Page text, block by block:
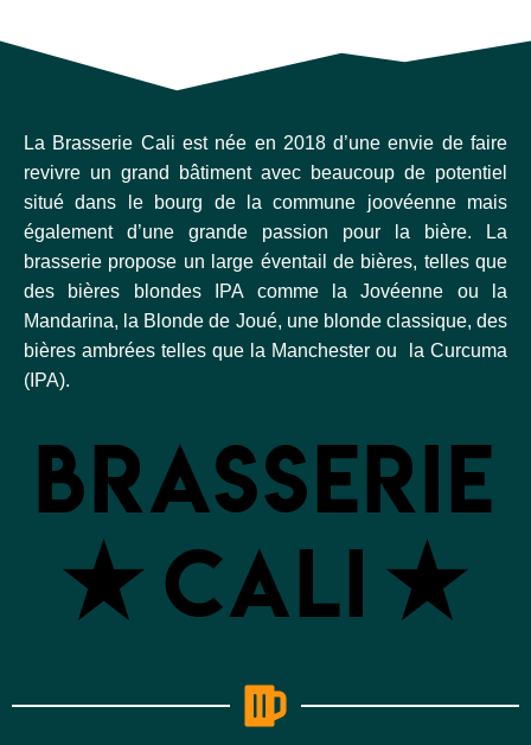
La Brasserie Cali est née en 2018 d’une envie de faire
revivre un grand bâtiment avec beaucoup de potentiel
situé dans le bourg de la commune joovéenne mais
également d’une grande passion pour la bière. La
brasserie propose un large éventail de bières, telles que
des bières blondes IPA comme la Jovéenne ou la
Mandarina, la Blonde de Joué, une blonde classique, des
bières ambrées telles que la Manchester ou la Curcuma
(IPA).